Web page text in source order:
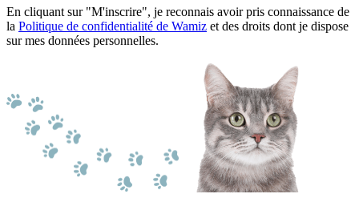
En cliquant sur "M'inscrire", je reconnais avoir pris connaissance de
la Politique de confidentialité de Wamiz et des droits dont je dispose
sur mes données personnelles.